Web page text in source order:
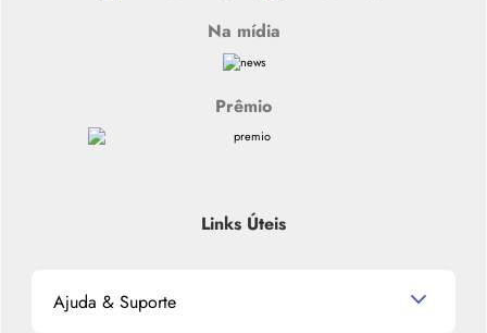
Na mídia
Prêmio
Links Úteis
Ajuda & Suporte